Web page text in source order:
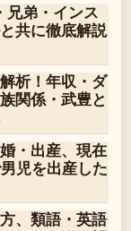
兄弟・インス
共に徹底解説
析！年収・ダ
関係・武豊と
・出産、現在
児を出産した
、類語・英語